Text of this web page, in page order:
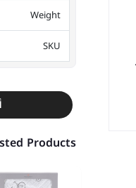
Weight
SKU
Products